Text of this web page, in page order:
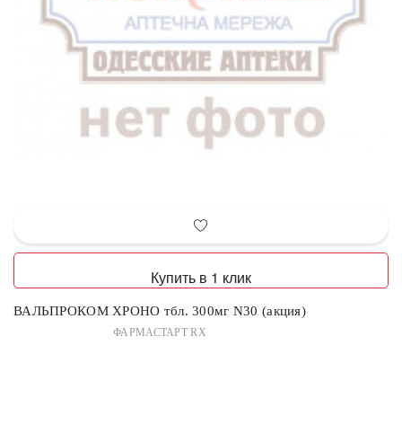
Купить в 1 клик
ВАЛЬПРОКОМ ХРОНО тбл. 300мг N30 (акция)
ФАРМАСТАРТ RX